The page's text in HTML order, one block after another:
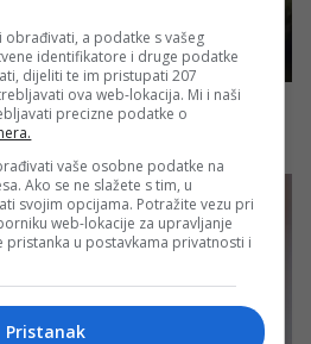
obrađivati, a podatke s vašeg
identifikatore i druge podatke
dijeliti te im pristupati 207
ova web-lokacija. Mi i naši
precizne podatke o
vaše osobne podatke na
Ako se ne slažete s tim, u
svojim opcijama. Potražite vezu pri
web-lokacije za upravljanje
pristanka u postavkama privatnosti i
Pristanak